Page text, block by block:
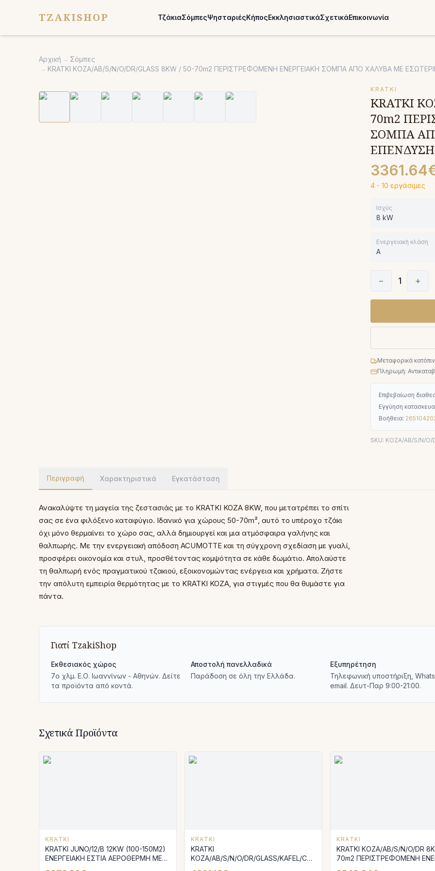
TZAKISHOP ΤζάκιαΣόμπεςΨησταριέςΚήποςΕκκλησιαστικάΣχετικάΕπικοινωνία
Αρχική → Σόμπες
→ KRATKI KOZA/AB/S/N/O/DR/GLASS 8KW / 50-70m2 ΠΕΡΙΣΤΡΕΦΟΜΕΝΗ ΕΝΕΡΓΕΙΑΚΗ ΣΟΜΠΑ ΑΠΟ ΧΑΛΥΒΑ ΜΕ
KRATKI
KRATKI
70m2
ΣΟΜΠΑ
ΕΠΕΝΔΥΣΗ
4 - 10 εργάσιμες
Ισχύς
8 kW
Ενεργειακή κλάση
A
− 1 +
Μεταφορικά
Πληρωμή:
Επιβεβαίωση
Εγγύηση
Βοήθεια:
SKU: KOZA/AB/S/N/O/
Περιγραφή Χαρακτηριστικά Εγκατάσταση
Ανακαλύψτε τη μαγεία της ζεστασιάς με το KRATKI KOZA 8KW, που μετατρέπει το σπίτι
σας σε ένα φιλόξενο καταφύγιο. Ιδανικό για χώρους 50-70m², αυτό το υπέροχο τζάκι
όχι μόνο θερμαίνει το χώρο σας, αλλά δημιουργεί και μια ατμόσφαιρα γαλήνης και
θαλπωρής. Με την ενεργειακή απόδοση ACUMOTTE και τη σύγχρονη σχεδίαση με γυαλί,
προσφέρει οικονομία και στυλ, προσθέτοντας κομψότητα σε κάθε δωμάτιο. Απολαύστε
τη θαλπωρή ενός πραγματικού τζακιού, εξοικονομώντας ενέργεια και χρήματα. Ζήστε
την απόλυτη εμπειρία θερμότητας με το KRATKI KOZA, για στιγμές που θα θυμάστε για
πάντα.
Γιατί TzakiShop
Εκθεσιακός χώρος
7ο χλμ. Ε.Ο. Ιωαννίνων - Αθηνών. Δείτε
τα προϊόντα από κοντά.
Αποστολή πανελλαδικά
Παράδοση σε όλη την Ελλάδα.
Εξυπηρέτηση
Τηλεφωνική υποστήριξη,
email. Δευτ-Παρ 9:00-21:00.
Σχετικά Προϊόντα
KRATKI
KRATKI JUNO/12/B 12KW (100-150Μ2)
ΕΝΕΡΓΕΙΑΚΗ ΕΣΤΙΑ ΑΕΡΟΘΕΡΜΗ ΜΕ
KRATKI
KRATKI
KOZA/AB/S/N/O/DR/GLASS/KAFEL/CZERWONY
KRATKI
KRATKI KOZA/AB/S/N/O/DR 8KW / 50-
70m2 ΠΕΡΙΣΤΡΕΦΟΜΕΝΗ